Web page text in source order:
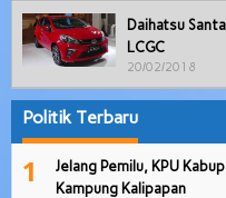
Daihatsu
LCGC
20/02/2018
Politik Terbaru
1
Jelang Pemilu, KPU
Kampung Kalipapan